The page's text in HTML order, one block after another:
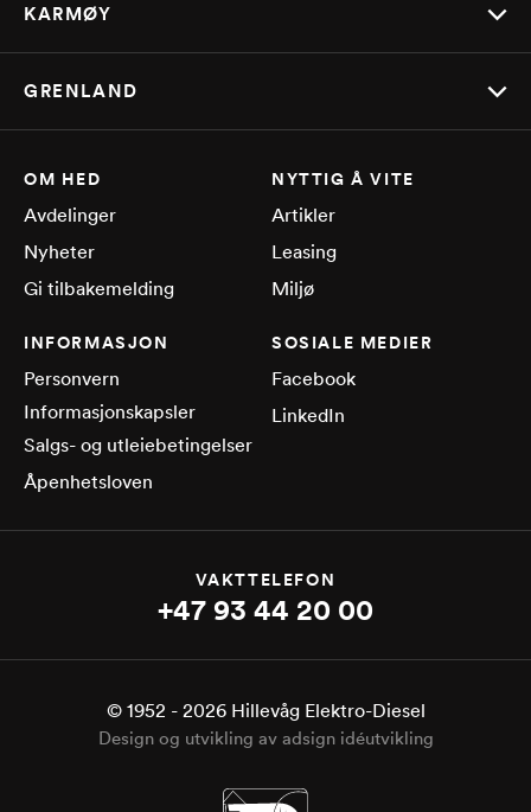
KARMØY
GRENLAND
OM HED
Avdelinger
Nyheter
Gi tilbakemelding
NYTTIG Å VITE
Artikler
Leasing
Miljø
INFORMASJON
Personvern
Informasjonskapsler
Salgs- og utleiebetingelser
Åpenhetsloven
SOSIALE MEDIER
Facebook
LinkedIn
VAKTTELEFON
+47 93 44 20 00
© 1952 - 2026Hillevåg Elektro-Diesel
Design og utvikling av adsign idéutvikling